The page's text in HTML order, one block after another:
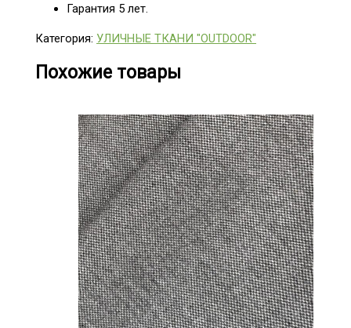
Гарантия 5 лет.
Категория: УЛИЧНЫЕ ТКАНИ "OUTDOOR"
Похожие товары